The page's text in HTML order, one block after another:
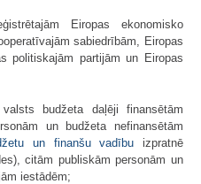
Eiropas ekonomisko
sabiedrībām, Eiropas
politiskajām partijām un Eiropas
budžeta daļēji finansētām
un budžeta nefinansētām
un finanšu vadību izpratnē
citām publiskām personām un
iestādēm;